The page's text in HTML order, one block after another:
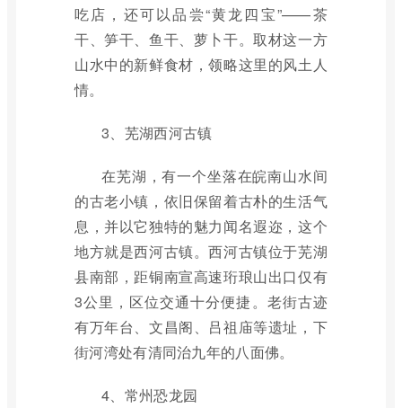
吃店，还可以品尝“黄龙四宝”——茶
干、笋干、鱼干、萝卜干。取材这一方
山水中的新鲜食材，领略这里的风土人
情。
3、芜湖西河古镇
在芜湖，有一个坐落在皖南山水间
的古老小镇，依旧保留着古朴的生活气
息，并以它独特的魅力闻名遐迩，这个
地方就是西河古镇。西河古镇位于芜湖
县南部，距铜南宣高速珩琅山出口仅有
3公里，区位交通十分便捷。老街古迹
有万年台、文昌阁、吕祖庙等遗址，下
街河湾处有清同治九年的八面佛。
4、常州恐龙园